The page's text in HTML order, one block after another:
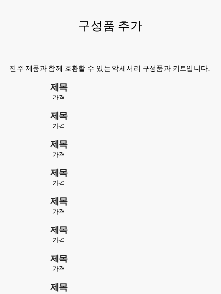
구성품 추가
진주 제품과 함께 호환할 수 있는 악세서리 구성품과 키트입니다.
제목
가격
제목
가격
제목
가격
제목
가격
제목
가격
제목
가격
제목
가격
제목